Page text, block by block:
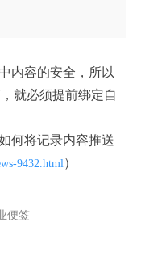
内容的安全，所以
就必须提前绑定自
何将记录内容推送
9432.html）
便签